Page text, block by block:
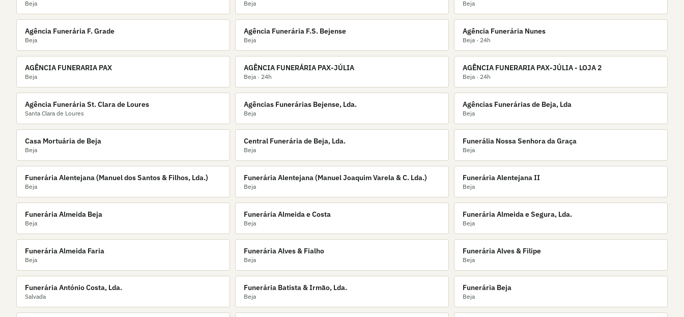
Beja Beja Beja
Agência Funerária F. Grade
Beja
Agência Funerária F.S. Bejense
Beja
Agência Funerária Nunes
Beja · 24h
AGÊNCIA FUNERARIA PAX
Beja
AGÊNCIA FUNERÁRIA PAX-JÚLIA
Beja · 24h
AGÊNCIA FUNERARIA PAX-JÚLIA - LOJA 2
Beja · 24h
Agência Funerária St. Clara de Loures
Santa Clara de Loures
Agências Funerárias Bejense, Lda.
Beja
Agências Funerárias de Beja, Lda
Beja
Casa Mortuária de Beja
Beja
Central Funerária de Beja, Lda.
Beja
Funerália Nossa Senhora da Graça
Beja
Funerária Alentejana (Manuel dos Santos & Filhos, Lda.)
Beja
Funerária Alentejana (Manuel Joaquim Varela & C. Lda.)
Beja
Funerária Alentejana II
Beja
Funerária Almeida Beja
Beja
Funerária Almeida e Costa
Beja
Funerária Almeida e Segura, Lda.
Beja
Funerária Almeida Faria
Beja
Funerária Alves & Fialho
Beja
Funerária Alves & Filipe
Beja
Funerária António Costa, Lda.
Salvada
Funerária Batista & Irmão, Lda.
Beja
Funerária Beja
Beja